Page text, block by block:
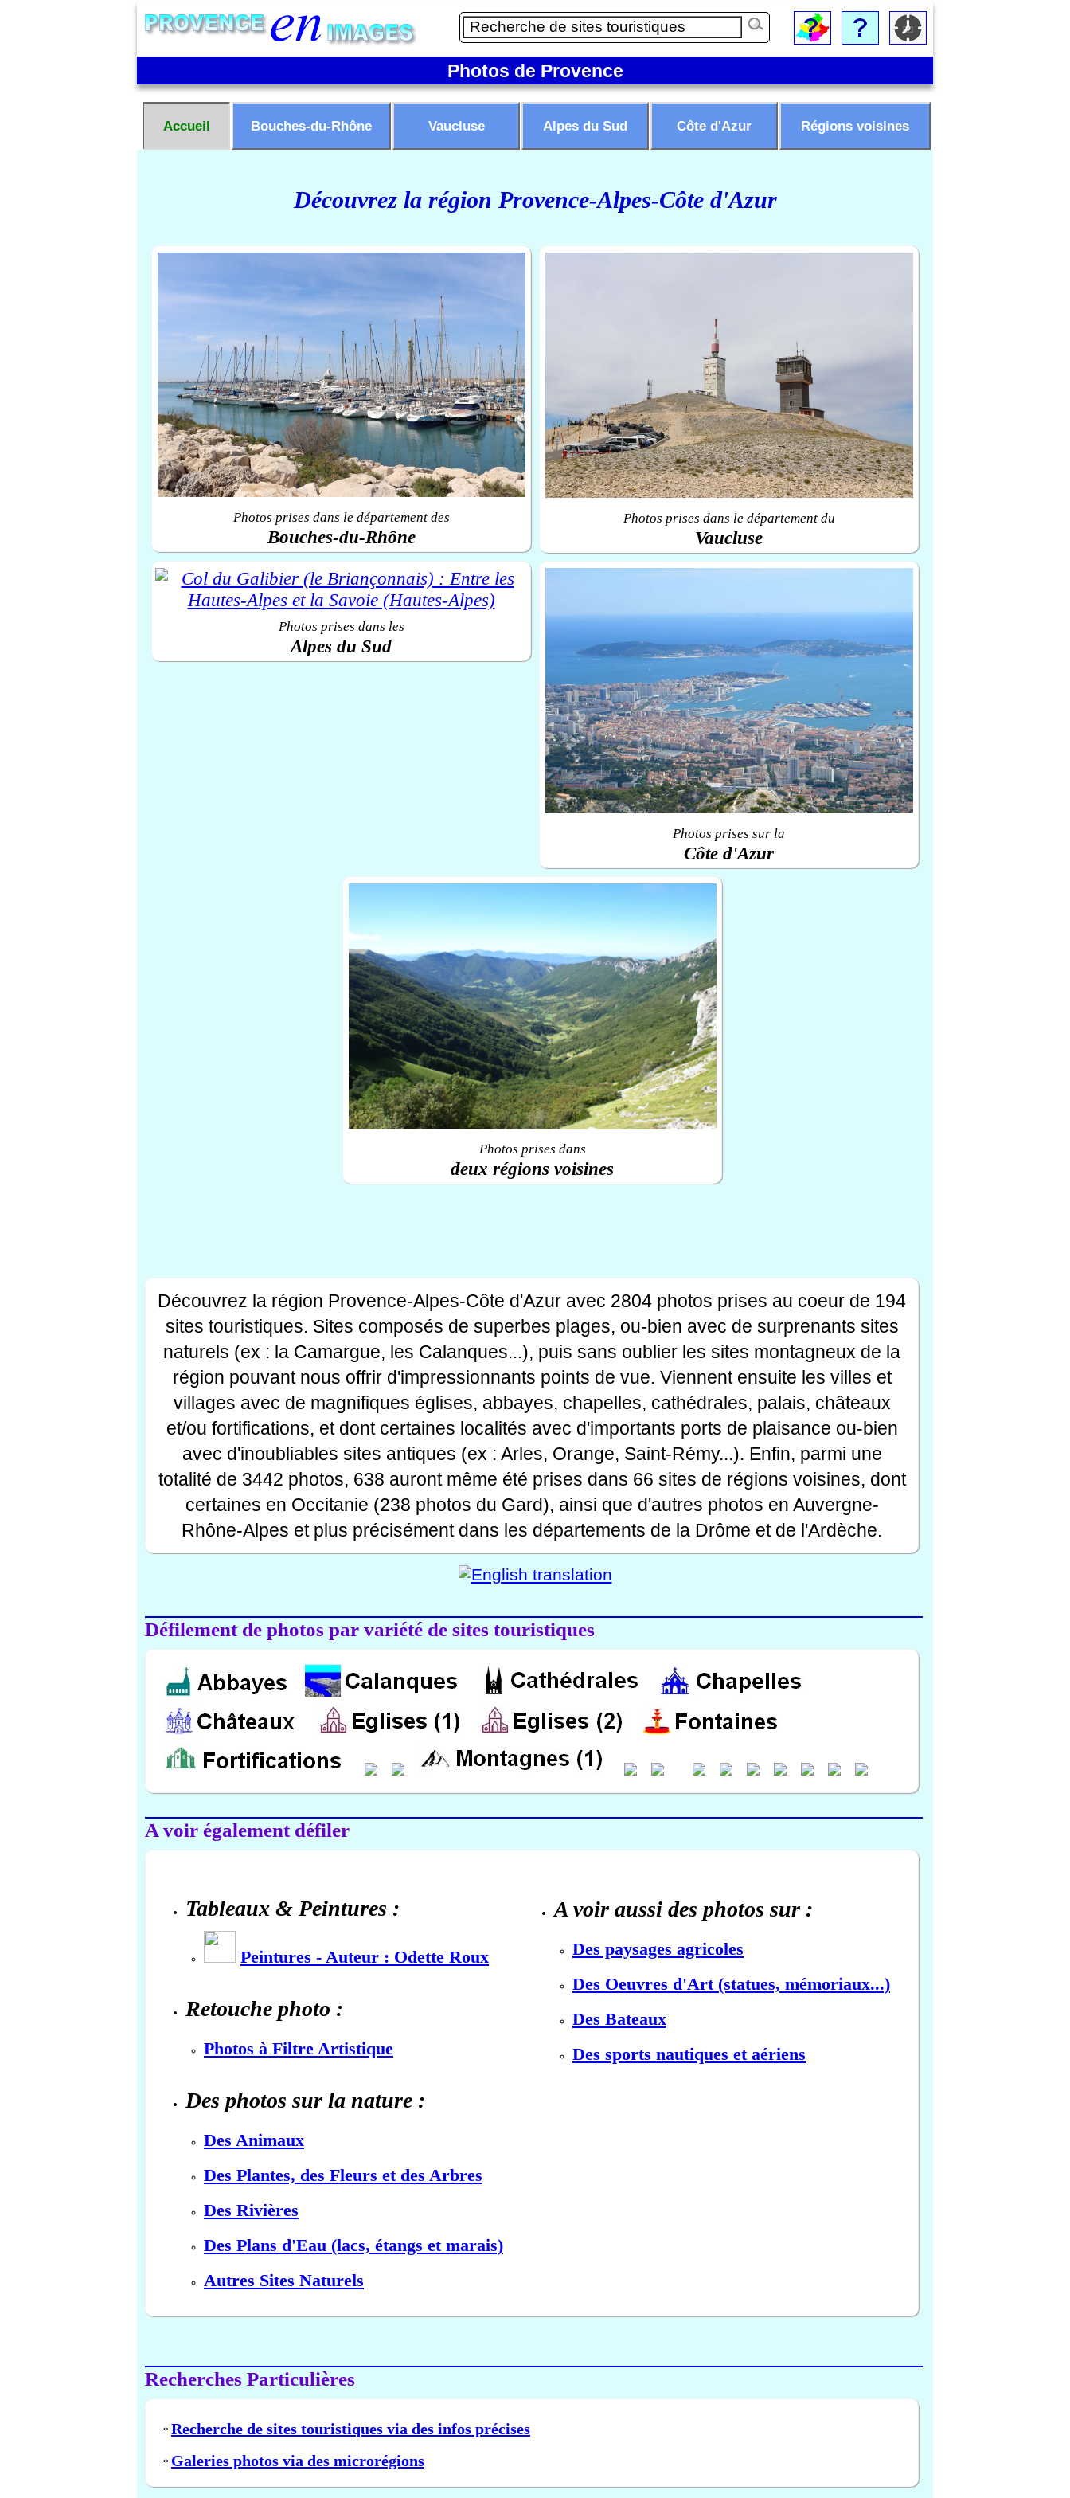
Photos de Provence
Accueil Bouches-du-Rhône Vaucluse Alpes du Sud Côte d'Azur Régions voisines
Découvrez la région Provence-Alpes-Côte d'Azur
Photos prises dans le département des
Bouches-du-Rhône
Photos prises dans le département du
Vaucluse
Photos prises dans les
Alpes du Sud
Photos prises sur la
Côte d'Azur
Photos prises dans
deux régions voisines
Découvrez la région Provence-Alpes-Côte d'Azur avec 2804 photos prises au coeur de 194
sites touristiques. Sites composés de superbes plages, ou-bien avec de surprenants sites
naturels (ex : la Camargue, les Calanques...), puis sans oublier les sites montagneux de la
région pouvant nous offrir d'impressionnants points de vue. Viennent ensuite les villes et
villages avec de magnifiques églises, abbayes, chapelles, cathédrales, palais, châteaux
et/ou fortifications, et dont certaines localités avec d'importants ports de plaisance ou-bien
avec d'inoubliables sites antiques (ex : Arles, Orange, Saint-Rémy...). Enfin, parmi une
totalité de 3442 photos, 638 auront même été prises dans 66 sites de régions voisines, dont
certaines en Occitanie (238 photos du Gard), ainsi que d'autres photos en Auvergne-
Rhône-Alpes et plus précisément dans les départements de la Drôme et de l'Ardèche.
Défilement de photos par variété de sites touristiques
A voir également défiler
Tableaux & Peintures :
Peintures - Auteur : Odette Roux
Retouche photo :
Photos à Filtre Artistique
Des photos sur la nature :
Des Animaux
Des Plantes, des Fleurs et des Arbres
Des Rivières
Des Plans d'Eau (lacs, étangs et marais)
Autres Sites Naturels
A voir aussi des photos sur :
Des paysages agricoles
Des Oeuvres d'Art (statues, mémoriaux...)
Des Bateaux
Des sports nautiques et aériens
Recherches Particulières
* Recherche de sites touristiques via des infos précises
* Galeries photos via des microrégions